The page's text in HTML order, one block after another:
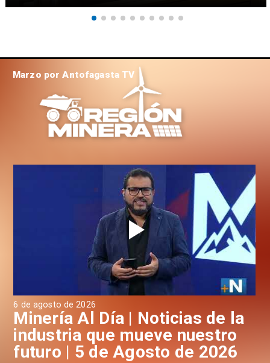
6 de agosto de 2026
Minería Al Día | Noticias de la
industria que mueve nuestro
futuro | 5 de Agosto de 2026
Marzo por Antofagasta TV